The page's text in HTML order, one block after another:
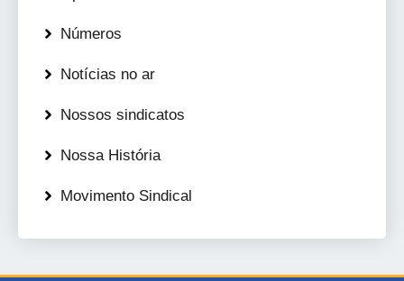
Números
Notícias no ar
Nossos sindicatos
Nossa História
Movimento Sindical